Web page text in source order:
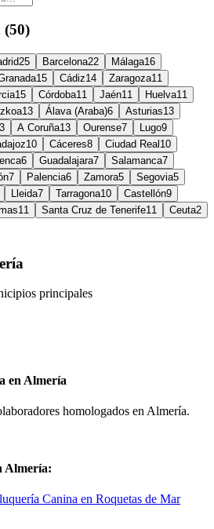
(50)
25 Barcelona22 Málaga16
15 Cádiz14 Zaragoza11
15 Córdoba11 Jaén11 Huelva11
13 Álava (Araba)6 Asturias13
A Coruña13 Ourense7 Lugo9
10 Cáceres8 Ciudad Real 10
6 Guadalajara7 Salamanca7
7 Palencia6 Zamora5 Segovia5
Lleida7 Tarragona10 Castellón9
11 Santa Cruz de Tenerife11 Ceuta2
principales
en Almería
homologados en Almería.
Almería:
Canina en Roquetas de Mar